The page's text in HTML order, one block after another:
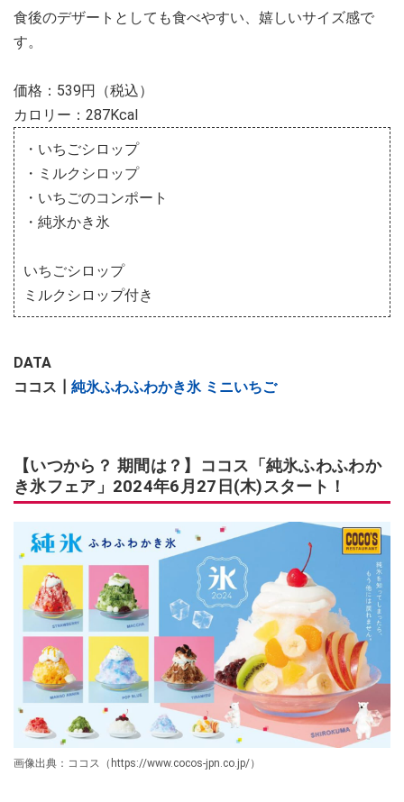
食後のデザートとしても食べやすい、嬉しいサイズ感で
す。
価格：539円（税込）
カロリー：287Kcal
・いちごシロップ
・ミルクシロップ
・いちごのコンポート
・純氷かき氷
いちごシロップ
ミルクシロップ付き
DATA
ココス┃ 純氷ふわふわかき氷 ミニいちご
【いつから？ 期間は？】ココス「純氷ふわふわか
き氷フェア」2024年6月27日(木)スタート！
画像出典：ココス（https://www.cocos-jpn.co.jp/）